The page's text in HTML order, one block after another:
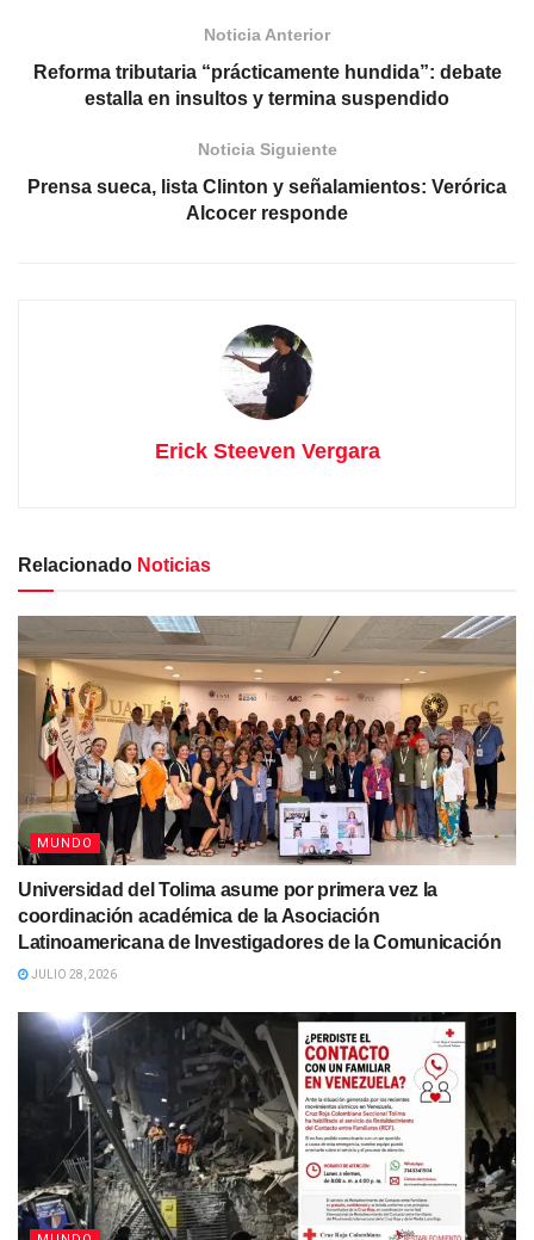
Noticia Anterior
Reforma tributaria “prácticamente hundida”: debate
estalla en insultos y termina suspendido
Noticia Siguiente
Prensa sueca, lista Clinton y señalamientos: Verórica
Alcocer responde
Erick Steeven Vergara
Relacionado Noticias
MUNDO
Universidad del Tolima asume por primera vez la
coordinación académica de la Asociación
Latinoamericana de Investigadores de la Comunicación
JULIO 28, 2026